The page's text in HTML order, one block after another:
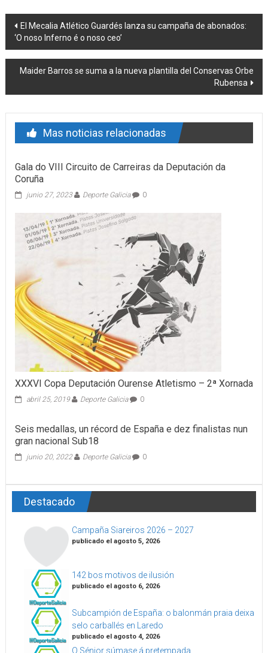
Post navigation
El Mecalia Atlético Guardés lanza su campaña de abonados:
‘O noso Inferno é o noso ceo’
Maider Barros se suma a la nueva plantilla del Conservas Orbe
Rubensa
Mas noticias relacionadas
Gala do VIII Circuito de Carreiras da Deputación da
Coruña
junio 27, 2023 Deporte Galicia 0
XXXVI Copa Deputación Ourense Atletismo – 2ª Xornada
abril 25, 2019 Deporte Galicia 0
Seis medallas, un récord de España e dez finalistas nun
gran nacional Sub18
junio 20, 2022 Deporte Galicia 0
Destacado
Campaña Siareiros 2026 – 2027
publicado el agosto 5, 2026
142 bos motivos de ilusión
publicado el agosto 6, 2026
Subcampión de España: o balonmán praia deixa
selo carballés en Laredo
publicado el agosto 4, 2026
O Sénior súmase á pretempada